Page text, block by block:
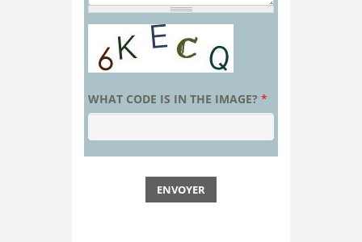
WHAT CODE IS IN THE IMAGE? *
ENVOYER